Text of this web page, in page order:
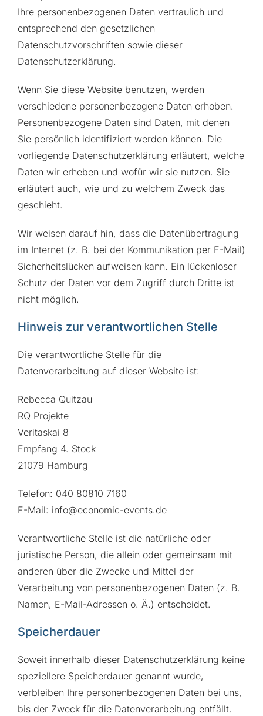
Ihre personenbezogenen Daten vertraulich und
entsprechend den gesetzlichen
Datenschutzvorschriften sowie dieser
Datenschutzerklärung.
Wenn Sie diese Website benutzen, werden
verschiedene personenbezogene Daten erhoben.
Personenbezogene Daten sind Daten, mit denen
Sie persönlich identifiziert werden können. Die
vorliegende Datenschutzerklärung erläutert, welche
Daten wir erheben und wofür wir sie nutzen. Sie
erläutert auch, wie und zu welchem Zweck das
geschieht.
Wir weisen darauf hin, dass die Datenübertragung
im Internet (z. B. bei der Kommunikation per E-Mail)
Sicherheitslücken aufweisen kann. Ein lückenloser
Schutz der Daten vor dem Zugriff durch Dritte ist
nicht möglich.
Hinweis zur verantwortlichen Stelle
Die verantwortliche Stelle für die
Datenverarbeitung auf dieser Website ist:
Rebecca Quitzau
RQ Projekte
Veritaskai 8
Empfang 4. Stock
21079 Hamburg
Telefon: 040 80810 7160
E-Mail: info@economic-events.de
Verantwortliche Stelle ist die natürliche oder
juristische Person, die allein oder gemeinsam mit
anderen über die Zwecke und Mittel der
Verarbeitung von personenbezogenen Daten (z. B.
Namen, E-Mail-Adressen o. Ä.) entscheidet.
Speicherdauer
Soweit innerhalb dieser Datenschutzerklärung keine
speziellere Speicherdauer genannt wurde,
verbleiben Ihre personenbezogenen Daten bei uns,
bis der Zweck für die Datenverarbeitung entfällt.